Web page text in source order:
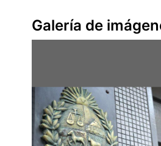
Galería de